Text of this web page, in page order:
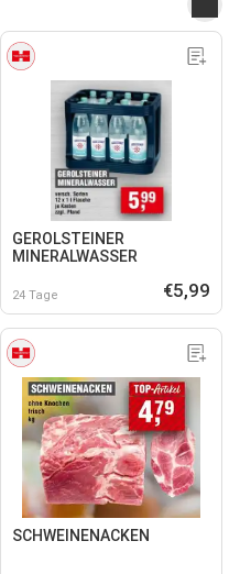
GEROLSTEINER
MINERALWASSER
24 Tage €5,99
SCHWEINENACKEN